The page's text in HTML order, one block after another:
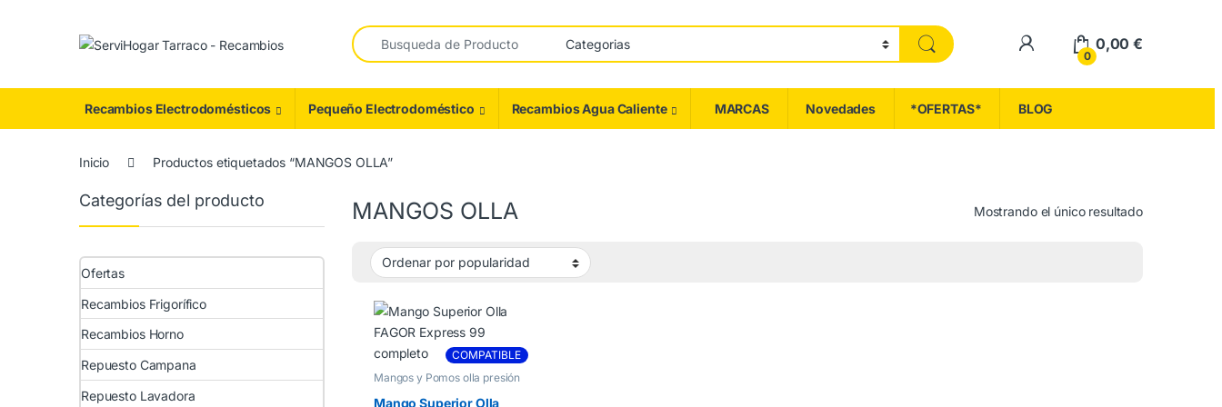
Buscar:
My Account
0
0,00€
Recambios Electrodomésticos Pequeño Electrodoméstico Recambios Agua Caliente MARCAS Novedades *OFERTAS* BLOG
Inicio Productos etiquetados “MANGOS OLLA”
MANGOS OLLA Mostrando el único resultado
COMPATIBLE
Mangos y Pomos olla presión
Mango Superior Olla
Categorías del producto
Ofertas
Recambios Frigorífico
Recambios Horno
Repuesto Campana
Repuesto Lavadora